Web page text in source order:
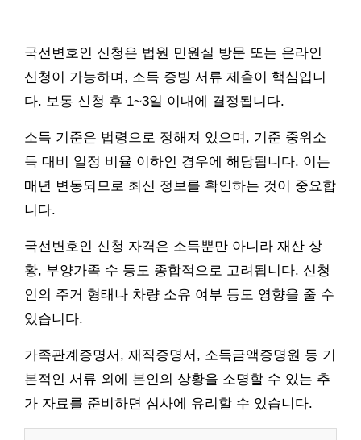
국선변호인 신청은 법원 민원실 방문 또는 온라인
신청이 가능하며, 소득 증빙 서류 제출이 핵심입니
다. 보통 신청 후 1~3일 이내에 결정됩니다.
소득 기준은 법령으로 정해져 있으며, 기준 중위소
득 대비 일정 비율 이하인 경우에 해당됩니다. 이는
매년 변동되므로 최신 정보를 확인하는 것이 중요합
니다.
국선변호인 신청 자격은 소득뿐만 아니라 재산 상
황, 부양가족 수 등도 종합적으로 고려됩니다. 신청
인의 주거 형태나 차량 소유 여부 등도 영향을 줄 수
있습니다.
가족관계증명서, 재직증명서, 소득금액증명원 등 기
본적인 서류 외에 본인의 상황을 소명할 수 있는 추
가 자료를 준비하면 심사에 유리할 수 있습니다.